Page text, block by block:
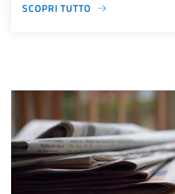
SCOPRI TUTTO